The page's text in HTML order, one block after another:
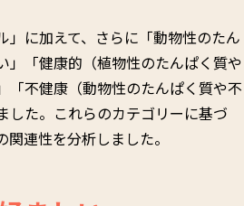
に加えて、さらに「動物性のたん
」「健康的（植物性のたんぱく質や
「不健康（動物性のたんぱく質や不
した。これらのカテゴリーに基づ
連性を分析しました。